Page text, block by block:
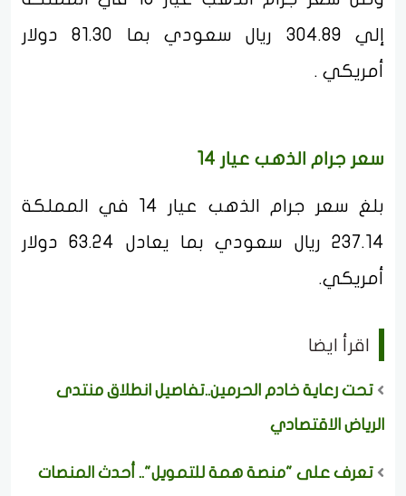
إلي 304.89 ريال سعودي بما 81.30 دولار
أمريكي .
سعر جرام الذهب عيار 14
بلغ سعر جرام الذهب عيار 14 في المملكة
237.14 ريال سعودي بما يعادل 63.24 دولار
أمريكي.
اقرأ ايضا
تحت رعاية خادم الحرمين..تفاصيل انطلاق منتدى
الرياض الاقتصادي
تعرف على "منصة همة للتمويل".. أحدث المنصات